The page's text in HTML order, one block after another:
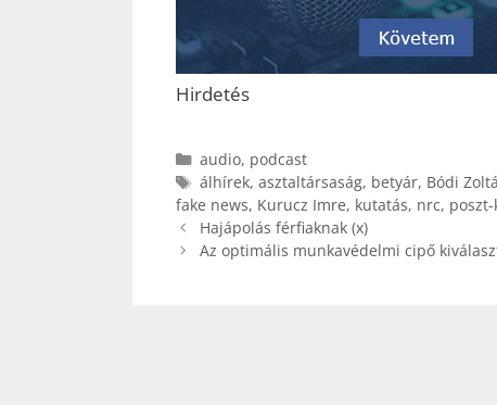
Hirdetés
Kategória
audio, podcast
Címkék
álhírek, asztaltársaság, betyár, Bódi
fake news, Kurucz Imre, kutatás, nrc,
Hajápolás férfiaknak (x)
Az optimális munkavédelmi cipő